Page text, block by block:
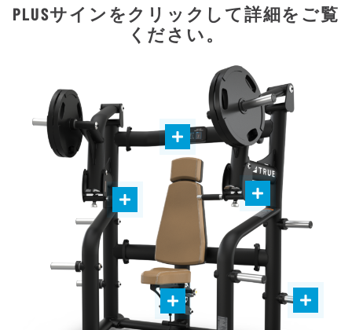
PLUSサインをクリックして詳細をご覧
ください。